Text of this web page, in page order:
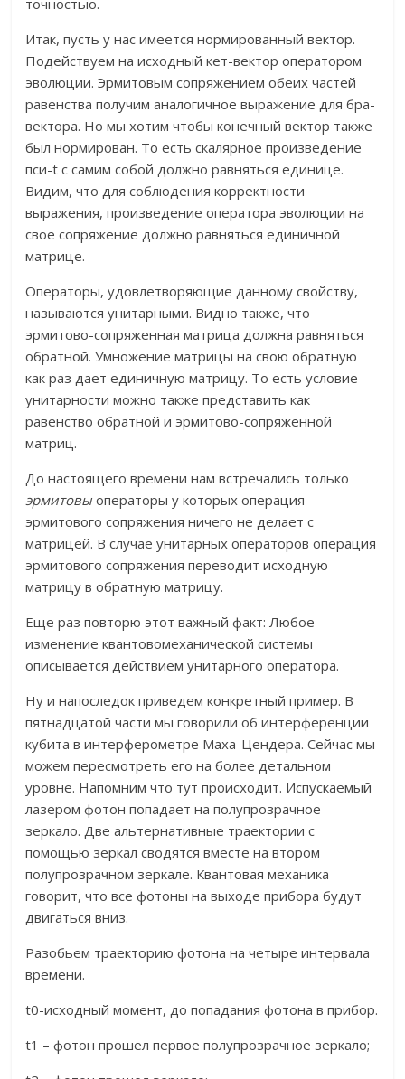
точностью.
Итак, пусть у нас имеется нормированный вектор.
Подействуем на исходный кет-вектор оператором
эволюции. Эрмитовым сопряжением обеих частей
равенства получим аналогичное выражение для бра-
вектора. Но мы хотим чтобы конечный вектор также
был нормирован. То есть скалярное произведение
пси-t с самим собой должно равняться единице.
Видим, что для соблюдения корректности
выражения, произведение оператора эволюции на
свое сопряжение должно равняться единичной
матрице.
Операторы, удовлетворяющие данному свойству,
называются унитарными. Видно также, что
эрмитово-сопряженная матрица должна равняться
обратной. Умножение матрицы на свою обратную
как раз дает единичную матрицу. То есть условие
унитарности можно также представить как
равенство обратной и эрмитово-сопряженной
матриц.
До настоящего времени нам встречались только
эрмитовы операторы у которых операция
эрмитового сопряжения ничего не делает с
матрицей. В случае унитарных операторов операция
эрмитового сопряжения переводит исходную
матрицу в обратную матрицу.
Еще раз повторю этот важный факт: Любое
изменение квантовомеханической системы
описывается действием унитарного оператора.
Ну и напоследок приведем конкретный пример. В
пятнадцатой части мы говорили об интерференции
кубита в интерферометре Маха-Цендера. Сейчас мы
можем пересмотреть его на более детальном
уровне. Напомним что тут происходит. Испускаемый
лазером фотон попадает на полупрозрачное
зеркало. Две альтернативные траектории с
помощью зеркал сводятся вместе на втором
полупрозрачном зеркале. Квантовая механика
говорит, что все фотоны на выходе прибора будут
двигаться вниз.
Разобьем траекторию фотона на четыре интервала
времени.
t0-исходный момент, до попадания фотона в прибор.
t1 – фотон прошел первое полупрозрачное зеркало;